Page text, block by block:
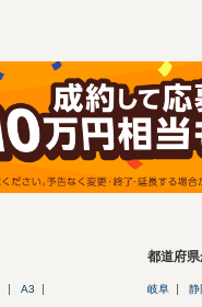
A3
都道府
岐阜 静